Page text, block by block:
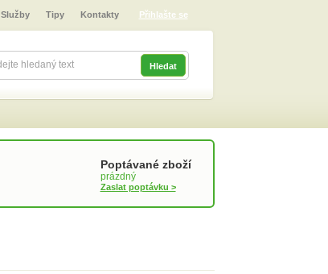
Poptávané zboží
prázdný
Zaslat poptávku >
Přihlašte se
Služby Tipy Kontakty